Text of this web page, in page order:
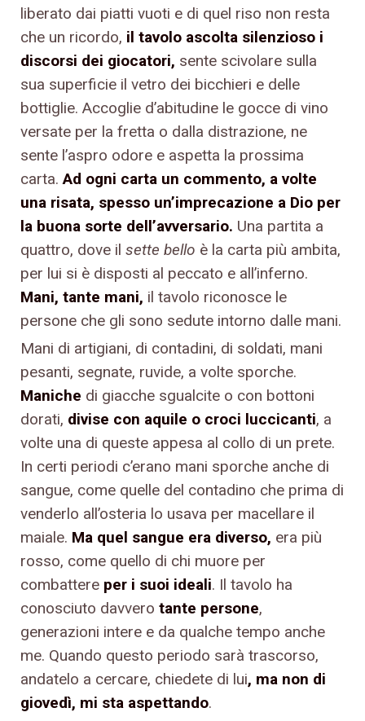
liberato dai piatti vuoti e di quel riso non resta
che un ricordo, il tavolo ascolta silenzioso i
discorsi dei giocatori, sente scivolare sulla
sua superficie il vetro dei bicchieri e delle
bottiglie. Accoglie d’abitudine le gocce di vino
versate per la fretta o dalla distrazione, ne
sente l’aspro odore e aspetta la prossima
carta.Ad ogni carta un commento, a volte
una risata, spesso un’imprecazione a Dio per
la buona sorte dell’avversario. Una partita a
quattro, dove il sette bello è la carta più ambita,
per lui si è disposti al peccato e all’inferno.
Mani, tante mani, il tavolo riconosce le
persone che gli sono sedute intorno dalle mani.
Mani di artigiani, di contadini, di soldati, mani
pesanti, segnate, ruvide, a volte sporche.
Maniche di giacche sgualcite o con bottoni
dorati, divise con aquile o croci luccicanti, a
volte una di queste appesa al collo di un prete.
In certi periodi c’erano mani sporche anche di
sangue, come quelle del contadino che prima di
venderlo all’osteria lo usava per macellare il
maiale. Ma quel sangue era diverso, era più
rosso, come quello di chi muore per
combattere per i suoi ideali. Il tavolo ha
conosciuto davvero tante persone,
generazioni intere e da qualche tempo anche
me. Quando questo periodo sarà trascorso,
andatelo a cercare, chiedete di lui, ma non di
giovedì, mi sta aspettando.